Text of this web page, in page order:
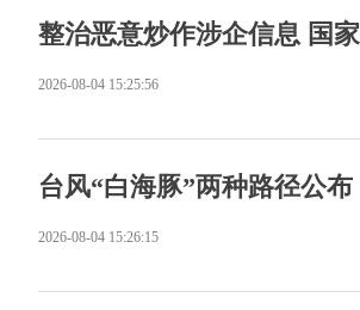
整治恶意炒作涉企信息 国
2026-08-04 15:25:56
台风“白海豚”两种路径公
2026-08-04 15:26:15